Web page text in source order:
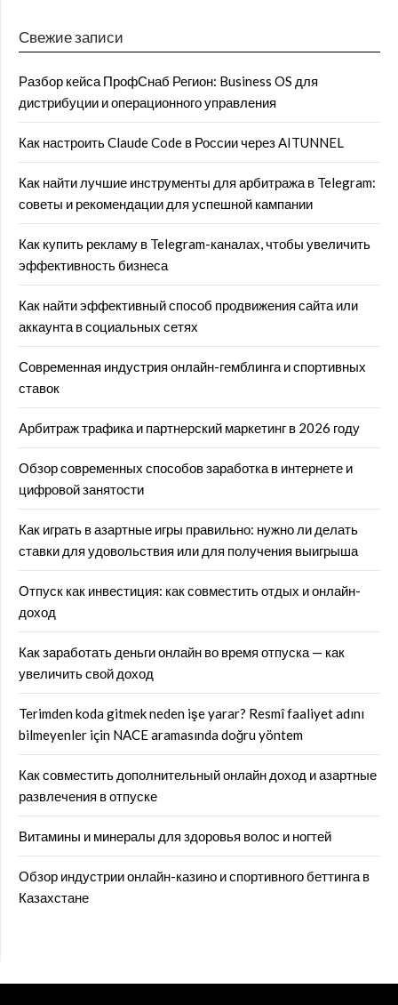
Свежие записи
Разбор кейса ПрофСнаб Регион: Business OS для
дистрибуции и операционного управления
Как настроить Claude Code в России через AITUNNEL
Как найти лучшие инструменты для арбитража в Telegram:
советы и рекомендации для успешной кампании
Как купить рекламу в Telegram-каналах, чтобы увеличить
эффективность бизнеса
Как найти эффективный способ продвижения сайта или
аккаунта в социальных сетях
Современная индустрия онлайн-гемблинга и спортивных
ставок
Арбитраж трафика и партнерский маркетинг в 2026 году
Обзор современных способов заработка в интернете и
цифровой занятости
Как играть в азартные игры правильно: нужно ли делать
ставки для удовольствия или для получения выигрыша
Отпуск как инвестиция: как совместить отдых и онлайн-
доход
Как заработать деньги онлайн во время отпуска — как
увеличить свой доход
Terimden koda gitmek neden işe yarar? Resmî faaliyet adını
bilmeyenler için NACE aramasında doğru yöntem
Как совместить дополнительный онлайн доход и азартные
развлечения в отпуске
Витамины и минералы для здоровья волос и ногтей
Обзор индустрии онлайн-казино и спортивного беттинга в
Казахстане